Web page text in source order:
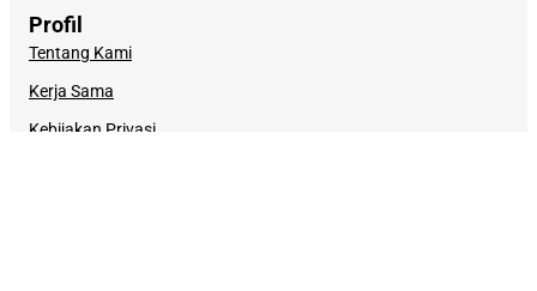
Profil
Tentang Kami
Kerja Sama
Kebijakan Privasi